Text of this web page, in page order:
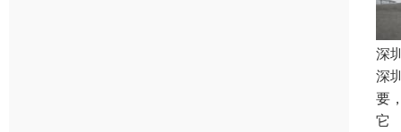
深
深
要
它